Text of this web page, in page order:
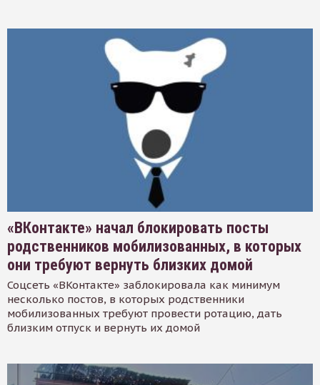
«ВКонтакте» начал блокировать посты
родственников мобилизованных, в которых
они требуют вернуть близких домой
Соцсеть «ВКонтакте» заблокировала как минимум
несколько постов, в которых родственники
мобилизованных требуют провести ротацию, дать
близким отпуск и вернуть их домой